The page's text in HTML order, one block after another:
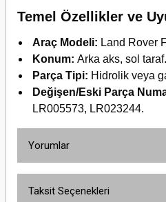
Temel Özellikler ve
Araç Modeli: Land Rover
Konum: Arka aks, sol taraf.
Parça Tipi: Hidrolik veya
Değişen/Eski Parça
LR005573, LR023244.
Yorumlar
Taksit Seçenekleri